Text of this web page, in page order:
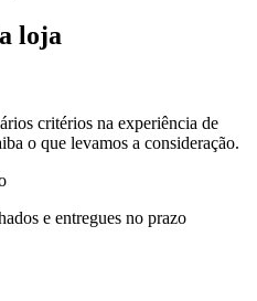
loja
critérios na experiência de
o que levamos a consideração.
e entregues no prazo